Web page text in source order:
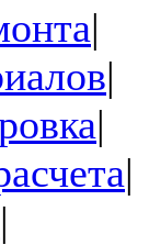
|
|
|
|
|